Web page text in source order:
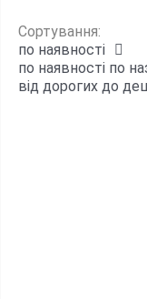
Сортування:
по наявності
по наявності по
від дорогих до